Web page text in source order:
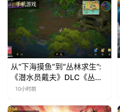
手机游戏
从“下海摸鱼”到“丛林求生”:
《潜水员戴夫》DLC《丛
林》移动端定档8月14日
10小时前